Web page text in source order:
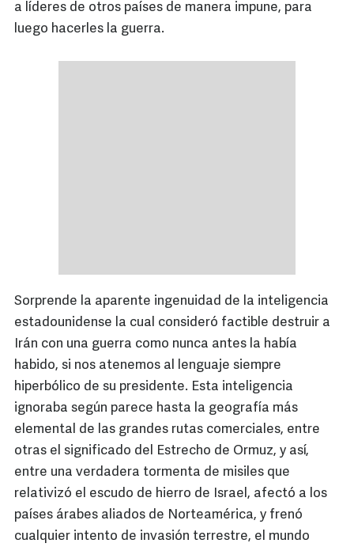
a líderes de otros países de manera impune, para
luego hacerles la guerra.
Sorprende la aparente ingenuidad de la inteligencia
estadounidense la cual consideró factible destruir a
Irán con una guerra como nunca antes la había
habido, si nos atenemos al lenguaje siempre
hiperbólico de su presidente. Esta inteligencia
ignoraba según parece hasta la geografía más
elemental de las grandes rutas comerciales, entre
otras el significado del Estrecho de Ormuz, y así,
entre una verdadera tormenta de misiles que
relativizó el escudo de hierro de Israel, afectó a los
países árabes aliados de Norteamérica, y frenó
cualquier intento de invasión terrestre, el mundo